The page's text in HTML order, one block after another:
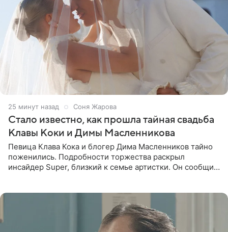
25 минут назад Соня Жарова
Стало известно, как прошла тайная свадьба
Клавы Коки и Димы Масленникова
Певица Клава Кока и блогер Дима Масленников тайно
поженились. Подробности торжества раскрыл
инсайдер Super, близкий к семье артистки. Он сообщил,